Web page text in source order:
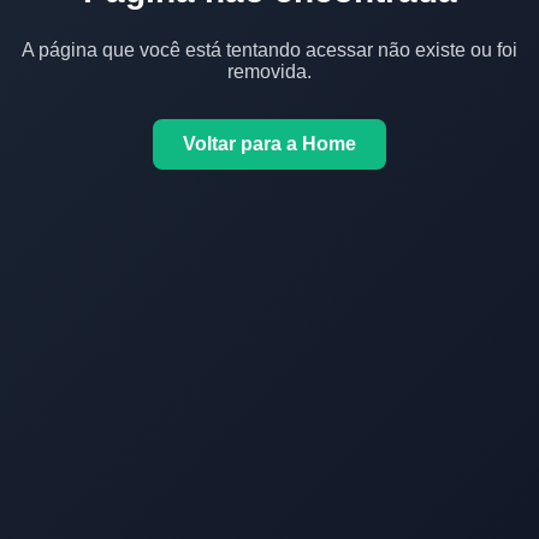
A página que você está tentando acessar não existe ou foi
removida.
Voltar para a Home